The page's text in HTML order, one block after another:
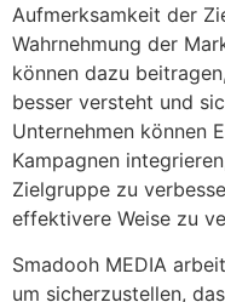
Aufmerksamkeit der
Wahrnehmung der
können dazu
besser versteht und
Unternehmen können
Kampagnen
Zielgruppe zu
effektivere Weise zu
Smadooh MEDIA
um sicherzustellen,